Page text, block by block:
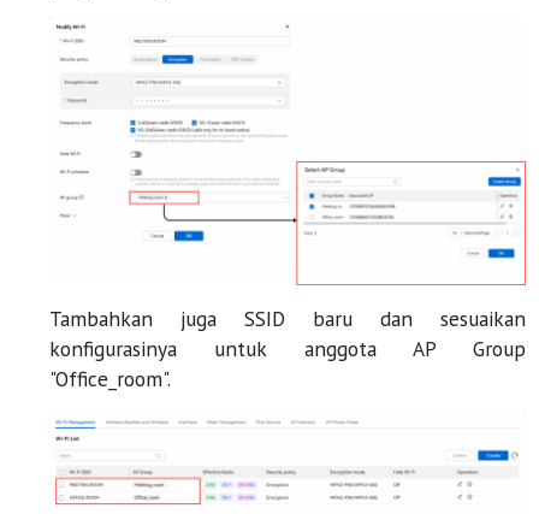
Tambahkan juga SSID baru dan sesuaikan
konfigurasinya untuk anggota AP Group
"Office_room".